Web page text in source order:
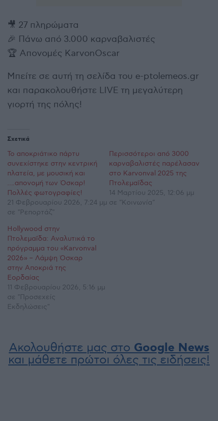
🎥 27 πληρώματα
🎉 Πάνω από 3.000 καρναβαλιστές
🏆 Απονομές KarvonOscar
Μπείτε σε αυτή τη σελίδα του e-ptolemeos.gr
και παρακολουθήστε LIVE τη μεγαλύτερη
γιορτή της πόλης!
Σχετικά
Το αποκριάτικο πάρτυ
συνεχίστηκε στην κεντρική
πλατεία, με μουσική και
….απονομή των Όσκαρ!
Πολλές φωτογραφίες!
21 Φεβρουαρίου 2026, 7:24 μμ
σε "Ρεπορτάζ"
Περισσότεροι από 3000
καρναβαλιστές παρέλασαν
στο Karvonval 2025 της
Πτολεμαΐδας
14 Μαρτίου 2025, 12:06 μμ
σε "Κοινωνία"
Hollywood στην
Πτολεμαΐδα: Αναλυτικά το
πρόγραμμα του «Karvonval
2026» – Λάμψη Όσκαρ
στην Αποκριά της
Εορδαίας
11 Φεβρουαρίου 2026, 5:16 μμ
σε "Προσεχείς
Εκδηλώσεις"
Ακολουθήστε μας στο Google News
και μάθετε πρώτοι όλες τις ειδήσεις!